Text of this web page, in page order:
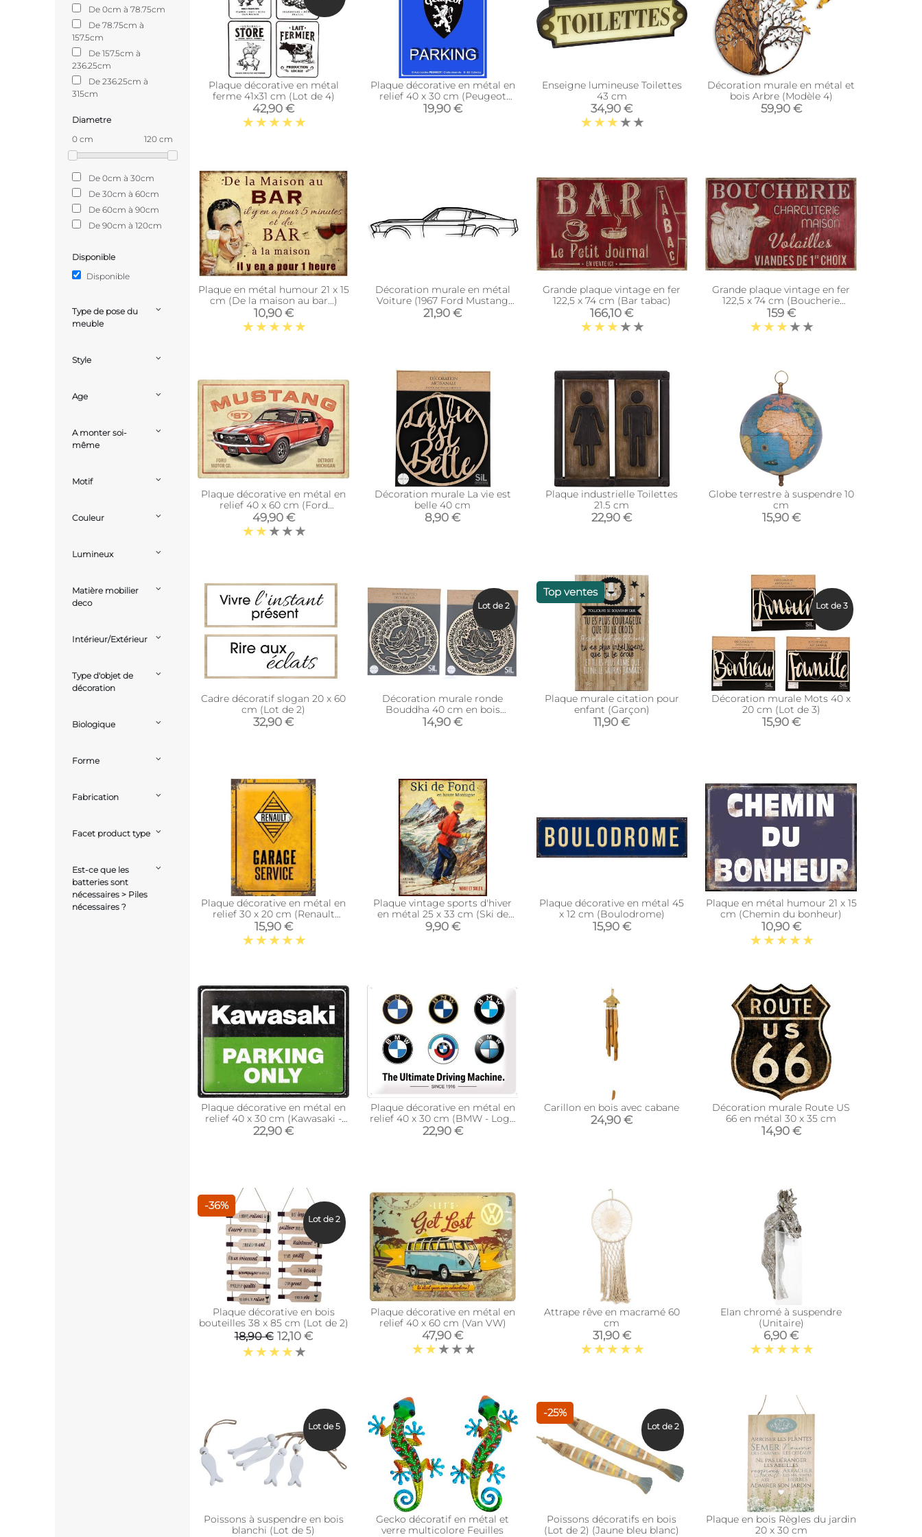
De 0cm à 78.75cm
De 78.75cm à
157.5cm
De 157.5cm à
236.25cm
De 236.25cm à
315cm
Diametre
0 cm
120 cm
De 0cm à 30cm
De 30cm à 60cm
De 60cm à 90cm
De 90cm à 120cm
Disponible
Disponible
Type de pose du
meuble
Style
Age
A monter soi-
même
Motif
Couleur
Lumineux
Matière mobilier
deco
Intérieur/Extérieur
Type d'objet de
décoration
Biologique
Forme
Fabrication
Facet product type
Est-ce que les
batteries sont
nécessaires > Piles
nécessaires ?
Plaque décorative en métal
ferme 41x31 cm (Lot de 4)
42,90 €
Plaque décorative en métal en
relief 40 x 30 cm (Peugeot
Parking)
19,90 €
Enseigne lumineuse Toilettes
43 cm
34,90 €
Décoration murale en métal et
bois Arbre (Modèle 4)
59,90 €
Plaque en métal humour 21 x 15
cm (De la maison au bar…)
10,90 €
Décoration murale en métal
Voiture (1967 Ford Mustang
Shelby GT500)
21,90 €
Grande plaque vintage en fer
122,5 x 74 cm (Bar tabac)
166,10 €
Grande plaque vintage en fer
122,5 x 74 cm (Boucherie
charcuterie)
159 €
Plaque décorative en métal en
relief 40 x 60 cm (Ford
Mustang GT 1967)
49,90 €
Décoration murale La vie est
belle 40 cm
8,90 €
Plaque industrielle Toilettes
21.5 cm
22,90 €
Globe terrestre à suspendre 10
cm
15,90 €
Cadre décoratif slogan 20 x 60
cm (Lot de 2)
32,90 €
Décoration murale ronde
Bouddha 40 cm en bois
sculpté
14,90 €
Lot de 2
Top ventes
Plaque murale citation pour
enfant (Garçon)
11,90 €
Décoration murale Mots 40 x
20 cm (Lot de 3)
15,90 €
Lot de 3
Plaque décorative en métal en
relief 30 x 20 cm (Renault
Garage Service)
15,90 €
Plaque vintage sports d'hiver
en métal 25 x 33 cm (Ski de
fond)
9,90 €
Plaque décorative en métal 45
x 12 cm (Boulodrome)
15,90 €
Plaque en métal humour 21 x 15
cm (Chemin du bonheur)
10,90 €
Plaque décorative en métal en
relief 40 x 30 cm (Kawasaki -
Parking Only)
22,90 €
Plaque décorative en métal en
relief 40 x 30 cm (BMW - Logo
Evolution)
22,90 €
Carillon en bois avec cabane
24,90 €
Décoration murale Route US
66 en métal 30 x 35 cm
14,90 €
-36%
Plaque décorative en bois
bouteilles 38 x 85 cm (Lot de 2)
18,90 € 12,10 €
Lot de 2
Plaque décorative en métal en
relief 40 x 60 cm (Van VW)
47,90 €
Attrape rêve en macramé 60
cm
31,90 €
Elan chromé à suspendre
(Unitaire)
6,90 €
Poissons à suspendre en bois
blanchi (Lot de 5)
Lot de 5
Gecko décoratif en métal et
verre multicolore Feuilles
-25%
Poissons décoratifs en bois
(Lot de 2) (Jaune bleu blanc)
Lot de 2
Plaque en bois Règles du jardin
20 x 30 cm